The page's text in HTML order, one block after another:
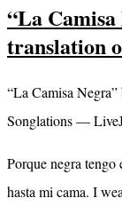
“La
translation
“La Camisa
Songlations —
Porque negra
hasta mi cama. I